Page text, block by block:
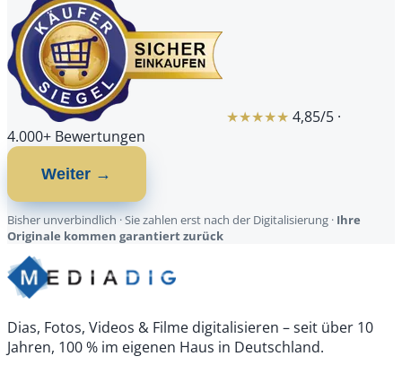
★★★★★ 4,85/5 ·
4.000+ Bewertungen
Weiter →
Bisher unverbindlich · Sie zahlen erst nach der Digitalisierung · Ihre
Originale kommen garantiert zurück
Dias, Fotos, Videos & Filme digitalisieren – seit über 10
Jahren, 100 % im eigenen Haus in Deutschland.